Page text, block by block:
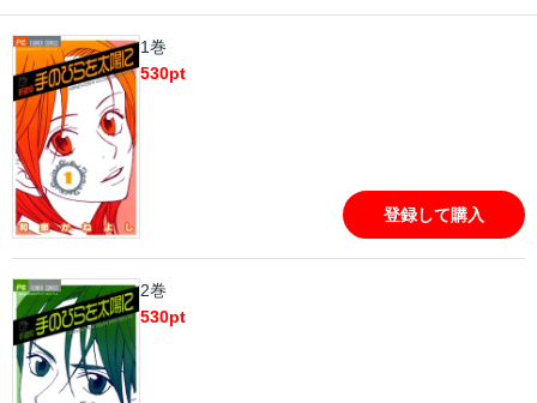
●収録作品／手のひらを太陽に／花も嵐もふみこえて
1巻
530pt
登録して購入
2巻
530pt